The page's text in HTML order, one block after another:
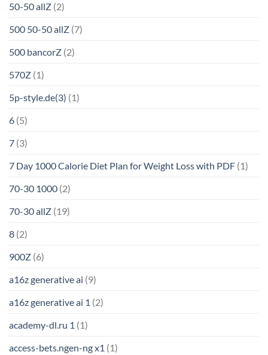
50-50 allZ (2)
500 50-50 allZ (7)
500 bancorZ (2)
570Z (1)
5p-style.de(3) (1)
6 (5)
7 (3)
7 Day 1000 Calorie Diet Plan for Weight Loss with PDF (1)
70-30 1000 (2)
70-30 allZ (19)
8 (2)
900Z (6)
a16z generative ai (9)
a16z generative ai 1 (2)
academy-dl.ru 1 (1)
access-bets.ngen-ng x1 (1)